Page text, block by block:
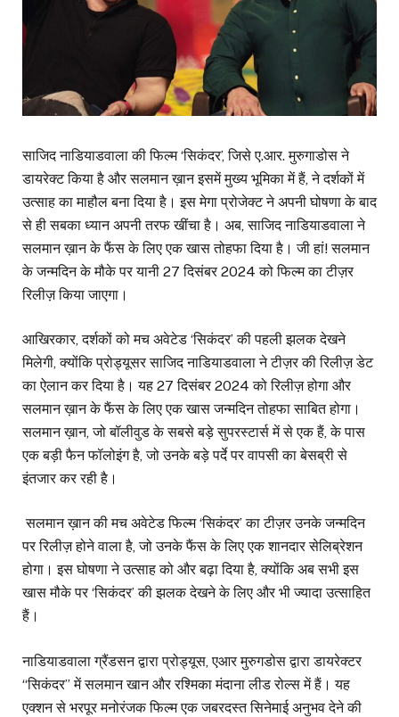
साजिद नाडियाडवाला की फिल्म ‘सिकंदर’, जिसे ए.आर. मुरुगाडोस ने
डायरेक्ट किया है और सलमान ख़ान इसमें मुख्य भूमिका में हैं, ने दर्शकों में
उत्साह का माहौल बना दिया है। इस मेगा प्रोजेक्ट ने अपनी घोषणा के बाद
से ही सबका ध्यान अपनी तरफ खींचा है। अब, साजिद नाडियाडवाला ने
सलमान ख़ान के फैंस के लिए एक खास तोहफा दिया है। जी हां! सलमान
के जन्मदिन के मौके पर यानी 27 दिसंबर 2024 को फिल्म का टीज़र
रिलीज़ किया जाएगा।
आखिरकार, दर्शकों को मच अवेटेड ‘सिकंदर’ की पहली झलक देखने
मिलेगी, क्योंकि प्रोड्यूसर साजिद नाडियाडवाला ने टीज़र की रिलीज़ डेट
का ऐलान कर दिया है। यह 27 दिसंबर 2024 को रिलीज़ होगा और
सलमान ख़ान के फैंस के लिए एक खास जन्मदिन तोहफा साबित होगा।
सलमान ख़ान, जो बॉलीवुड के सबसे बड़े सुपरस्टार्स में से एक हैं, के पास
एक बड़ी फैन फॉलोइंग है, जो उनके बड़े पर्दे पर वापसी का बेसब्री से
इंतजार कर रही है।
सलमान ख़ान की मच अवेटेड फिल्म ‘सिकंदर’ का टीज़र उनके जन्मदिन
पर रिलीज़ होने वाला है, जो उनके फैंस के लिए एक शानदार सेलिब्रेशन
होगा। इस घोषणा ने उत्साह को और बढ़ा दिया है, क्योंकि अब सभी इस
खास मौके पर ‘सिकंदर’ की झलक देखने के लिए और भी ज्यादा उत्साहित
हैं।
नाडियाडवाला ग्रैंडसन द्वारा प्रोड्यूस, एआर मुरुगडोस द्वारा डायरेक्टर
“सिकंदर” में सलमान खान और रश्मिका मंदाना लीड रोल्स में हैं। यह
एक्शन से भरपूर मनोरंजक फिल्म एक जबरदस्त सिनेमाई अनुभव देने की